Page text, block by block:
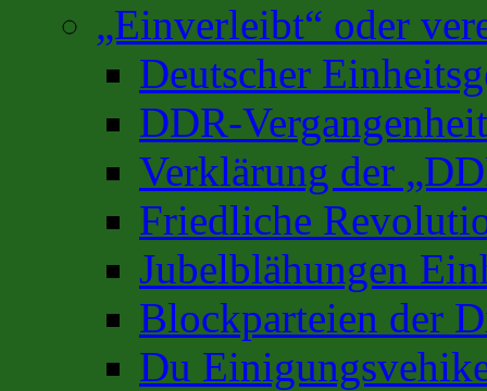
„Einverleibt“ oder
Deutscher
DDR-Vergangenheit
Verklärung der
Friedliche
Jubelblähungen
Blockparteien der
Du